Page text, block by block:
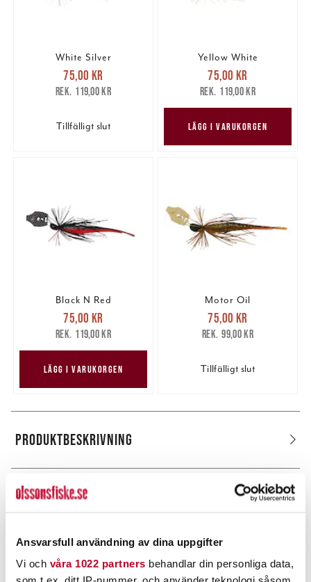
Ansvarsfull användning av dina uppgifter
Vi och våra 1022 partners behandlar din personliga data,
White Silver
Nuvarande pris
75,00 krTidigare pris
119,00 kr
75,00 kr
119,00 kr
Tillfälligt slut
Yellow White
Nuvarande pris
75,00 krTidigare pris
119,00 kr
75,00 kr
119,00 kr
LÄGG I VARUKORGEN
Black N Red
Nuvarande pris
75,00 krTidigare pris
119,00 kr
75,00 kr
119,00 kr
LÄGG I VARUKORGEN
Motor Oil
Nuvarande pris
75,00 krTidigare pris
99,00 kr
75,00 kr
99,00 kr
Tillfälligt slut
PRODUKTBESKRIVNING